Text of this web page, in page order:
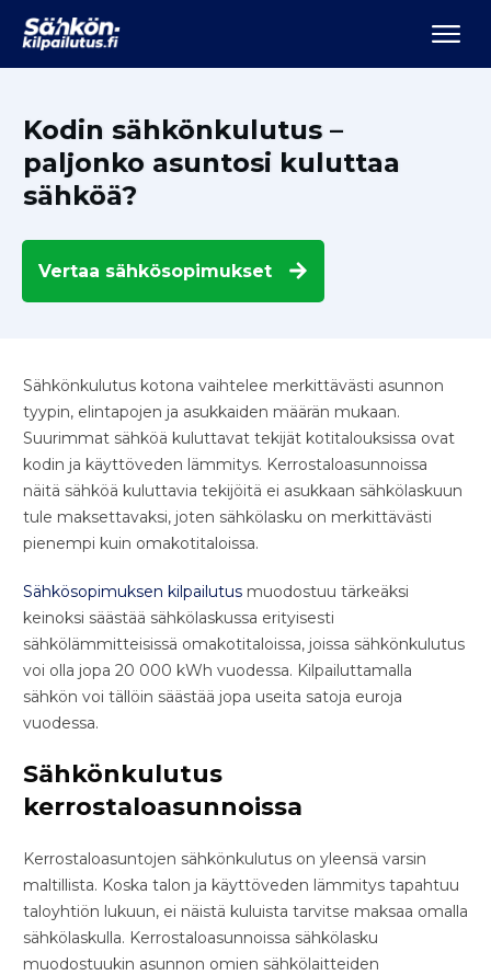
Kodin sähkönkulutus –
paljonko asuntosi kuluttaa
sähköä?
Vertaa sähkösopimukset
Sähkönkulutus kotona vaihtelee merkittävästi asunnon
tyypin, elintapojen ja asukkaiden määrän mukaan.
Suurimmat sähköä kuluttavat tekijät kotitalouksissa ovat
kodin ja käyttöveden lämmitys. Kerrostaloasunnoissa
näitä sähköä kuluttavia tekijöitä ei asukkaan sähkölaskuun
tule maksettavaksi, joten sähkölasku on merkittävästi
pienempi kuin omakotitaloissa.
Sähkösopimuksen kilpailutus muodostuu tärkeäksi
keinoksi säästää sähkölaskussa erityisesti
sähkölämmitteisissä omakotitaloissa, joissa sähkönkulutus
voi olla jopa 20 000 kWh vuodessa. Kilpailuttamalla
sähkön voi tällöin säästää jopa useita satoja euroja
vuodessa.
Sähkönkulutus
kerrostaloasunnoissa
Kerrostaloasuntojen sähkönkulutus on yleensä varsin
maltillista. Koska talon ja käyttöveden lämmitys tapahtuu
taloyhtiön lukuun, ei näistä kuluista tarvitse maksaa omalla
sähkölaskulla. Kerrostaloasunnoissa sähkölasku
muodostuukin asunnon omien sähkölaitteiden